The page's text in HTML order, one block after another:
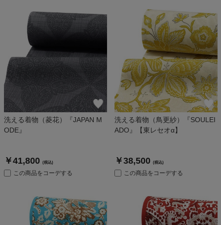
洗える着物（菱花）『JAPAN M
ODE』
￥41,800 (税込)
この商品をコーデする
洗える着物（鳥更紗）『SOULEI
ADO』【東レセオα】
￥38,500 (税込)
この商品をコーデする